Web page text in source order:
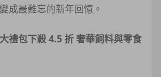
成最難忘的新年回憶。
禮包下殺 4.5 折 奢華飼料與零食